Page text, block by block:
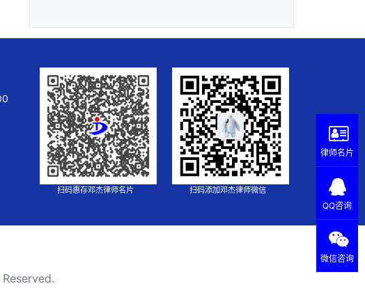
扫码惠存邓杰律师名片 扫码添加邓杰律师微信
律师名片
QQ咨询
微信咨询